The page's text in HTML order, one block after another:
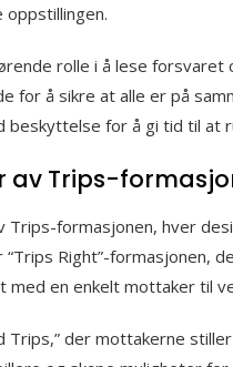
rolle i å lese forsvaret
for å sikre at alle er på
beskyttelse for å gi tid til at
av Trips-
Trips-formasjonen, hver
“Trips Right”-formasjonen,
med en enkelt mottaker til
Trips,” der mottakerne